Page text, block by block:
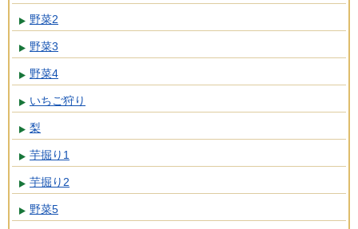
野菜2
野菜3
野菜4
いちご狩り
梨
芋掘り1
芋掘り2
野菜5